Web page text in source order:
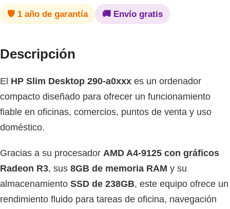
🛡 1 año de garantía 🚚 Envío gratis
Descripción
El HP Slim Desktop 290-a0xxx es un ordenador
compacto diseñado para ofrecer un funcionamiento
fiable en oficinas, comercios, puntos de venta y uso
doméstico.
Gracias a su procesador AMD A4-9125 con gráficos
Radeon R3, sus 8GB de memoria RAM y su
almacenamiento SSD de 238GB, este equipo ofrece un
rendimiento fluido para tareas de oficina, navegación